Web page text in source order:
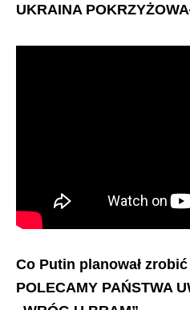
UKRAINA
Co Putin planował
POLECAMY PAŃSTWA